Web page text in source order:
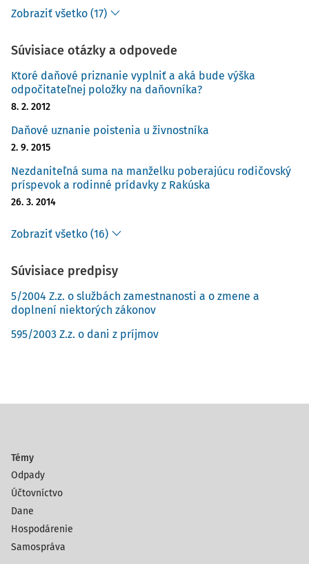
Zobraziť všetko (17)
Súvisiace otázky a odpovede
Ktoré daňové priznanie vyplniť a aká bude výška
odpočitateľnej položky na daňovníka?
8. 2. 2012
Daňové uznanie poistenia u živnostníka
2. 9. 2015
Nezdaniteľná suma na manželku poberajúcu rodičovský
príspevok a rodinné prídavky z Rakúska
26. 3. 2014
Zobraziť všetko (16)
Súvisiace predpisy
5/2004 Z.z. o službách zamestnanosti a o zmene a
doplnení niektorých zákonov
595/2003 Z.z. o dani z príjmov
Témy
Odpady
Účtovníctvo
Dane
Hospodárenie
Samospráva